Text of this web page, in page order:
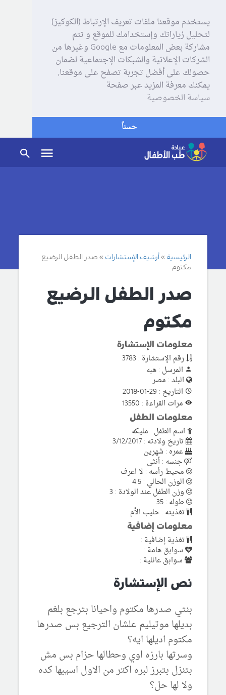
يستخدم موقعنا ملفات تعريف الإرتباط (الكوكيز)
لتحليل زياراتك وإستخدامك للموقع و تتم
مشاركة بعض المعلومات مع Google وغيرها من
الشركات الإعلانية والشبكات الإجتماعية لضمان
حصولك على أفضل تجربة تصفح على موقعنا,
يمكنك معرفة المزيد عبر صفحة
سياسة الخصوصية
حسناً
الرئيسية أرشيف الإستشارات
صدر الطفل الرضيع
مكتوم
صدر الطفل الرضيع
مكتوم
معلومات الإستشارة
رقم الإستشارة : 3783
المرسل : هبه
البلد : مصر
التاريخ : 29-01-2018
مرات القراءة : 13550
معلومات الطفل
اسم الطفل : مليكه
تاريخ ولادته : 3/12/2017
عمره : شهرين
جنسه : أنثى
محيط رأسه : لا اعرف
الوزن الحالي : 4.5
وزن الطفل عند الولادة : 3
طوله : 35
تغذيته : حليب الأم
معلومات إضافية
تغذية إضافية :
سوابق هامة :
سوابق عائلية :
نص الإستشارة
بنتي صدرها مكتوم واحيانا بترجع بلغم
بديلها موتيليم علشان الترجيع بس صدرها
مكتوم اديلها ايه؟
وسرتها بارزه اوي وحطالها حزام بس مش
بتنزل بتبرز لبره اكتر من الاول اسيبها كده
ولا لها حل؟